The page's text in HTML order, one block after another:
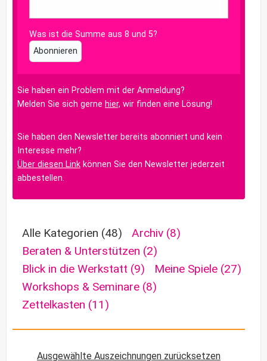
Was ist die Summe aus 8 und 5?
Abonnieren
Sie haben ein Problem mit der Anmeldung?
Melden Sie sich gerne hier, wir finden eine Lösung!
Sie haben den Newsletter bereits abonniert und kein
Interesse mehr?
Über diesen Link können Sie den Newsletter jederzeit
abbestellen.
Alle Kategorien (48) Archiv (8)
Beraten & Unterstützen (2)
Blick in die Werkstatt (9) Meine Spiele (27)
Workshops & Seminare (8)
Zettelkasten (11)
Ausgewählte Auszeichnungen zurücksetzen